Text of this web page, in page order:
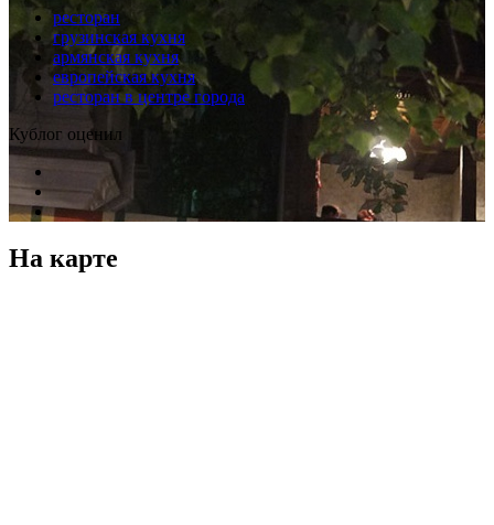
ресторан
грузинская кухня
армянская кухня
европейская кухня
ресторан в центре города
Кублог оценил
На карте